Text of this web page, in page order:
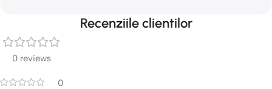
Recenziile clientilor
0 reviews
0